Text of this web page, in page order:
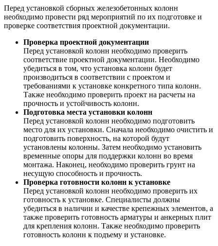
Перед установкой сборных железобетонных колонн
необходимо провести ряд мероприятий по их подготовке и
проверке соответствия проектной документации.
Проверка проектной документации
Перед установкой колонн необходимо проверить
соответствие проектной документации. Необходимо
убедиться в том, что установка колонн будет
производиться в соответствии с проектом и
требованиями к установке конкретного типа колонн.
Также необходимо проверить проект на расчеты на
прочность и устойчивость колонн.
Подготовка места установки колонн
Перед установкой колонн необходимо подготовить
место для их установки. Сначала необходимо очистить и
подготовить поверхность, на которой будут
установлены колонны. Затем необходимо установить
временные опоры для поддержки колонн во время
монтажа. Наконец, необходимо проверить грунт на
несущую способность и прочность.
Проверка готовности колонн к установке
Перед установкой колонн необходимо проверить их
готовность к установке. Специалисты должны
убедиться в наличии и качестве крепежных элементов, а
также проверить готовность арматуры и анкерных плит
для крепления колонн. Также необходимо проверить
готовность колонн к подъему и установке.